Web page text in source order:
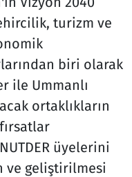
turizm ve
biri olarak
ile Ummanlı
ortaklıkların
üyelerini
ve geliştirilmesi